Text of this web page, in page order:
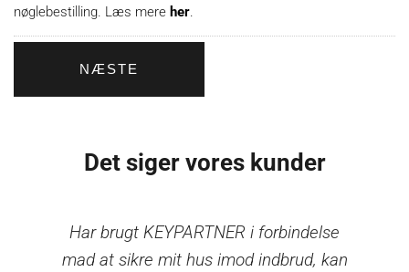
nøglebestilling. Læs mere her.
Det siger vores kunder
Har brugt KEYPARTNER i forbindelse
mad at sikre mit hus imod indbrud, kan
Har brugt KEYPARTNER i forbindelse
mad at sikre mit hus imod indbrud, kan